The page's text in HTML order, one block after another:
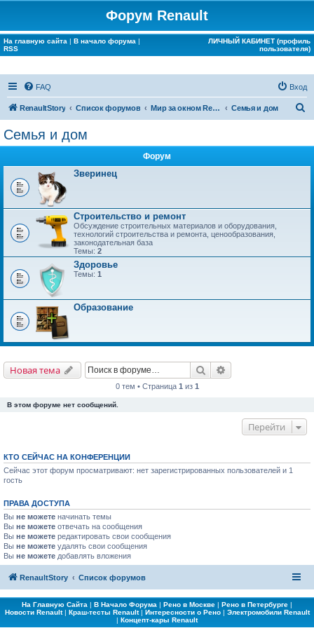
Форум Renault
На главную сайта | В начало форума |
RSS
ЛИЧНЫЙ КАБИНЕТ (профиль
пользователя)
FAQ Вход
RenaultStory Список форумов Мир за окном Renault Семья и дом
Семья и дом
Форум
Зверинец
Строительство и ремонт
Обсуждение строительных материалов и оборудования,
технологий строительства и ремонта, ценообразования,
законодательная база
Темы: 2
Здоровье
Темы: 1
Образование
Новая тема Поиск
0 тем • Страница 1 из 1
В этом форуме нет сообщений.
Перейти
КТО СЕЙЧАС НА КОНФЕРЕНЦИИ
Сейчас этот форум просматривают: нет зарегистрированных пользователей и 1
гость
ПРАВА ДОСТУПА
Вы не можете начинать темы
Вы не можете отвечать на сообщения
Вы не можете редактировать свои сообщения
Вы не можете удалять свои сообщения
Вы не можете добавлять вложения
RenaultStory Список форумов
На Главную Сайта | В Начало Форума | Рено в Москве | Рено в Петербурге |
Новости Renault| Краш-тесты Renault| Интересности о Рено| Электромобили Renault
| Концепт-кары Renault